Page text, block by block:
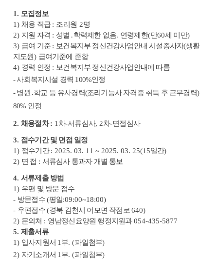
1. 모집정보
1) 채용 직급 : 조리원 2명
2) 지원 자격 : 성별 ․학력제한 없음. 연령제한(만60세 미만)
3) 급여 기준 : 보건복지부 정신건강사업안내 시설종사자(생활
지도원) 급여기준에 준함
4) 경력 인정 : 보건복지부 정신건강사업안내에 따름
-사회복지시설 경력 100%인정
-병원 ․학교 등 유사경력(조리기능사 자격증 취득 후 근무경력)
80% 인정
2. 채용절차: 1 차-서류심사, 2차-면접심사
3. 접수기간 및 면접 일정
1) 접수기간: 2025. 03. 11 ~ 2025. 03. 25(15일간)
2) 면 접 : 서류심사 통과자 개별 통보
4. 서류제출 방법
1) 우편 및 방문 접수
- 방문접수(평일:09:00~18:00)
- 우편접수(경북 김천시 어모면 작점로 640)
2) 문의처 : 영남정신요양원 행정지원과054-435-5877
5. 제출서류
1) 입사지원서 1 부. (파일첨부)
2) 자기소개서 1 부. (파일첨부)